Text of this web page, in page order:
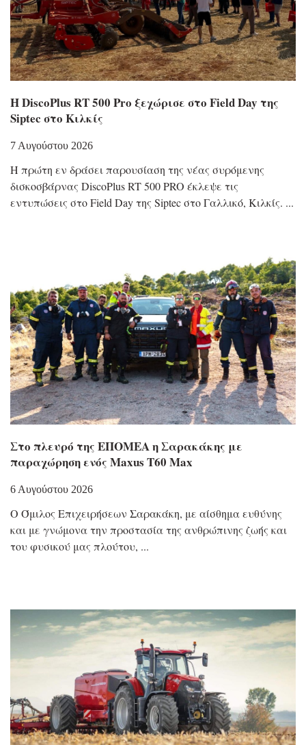
Η DiscoPlus RT 500 Pro ξεχώρισε στο Field Day της
Siptec στο Κιλκίς
7 Αυγούστου 2026
Η πρώτη εν δράσει παρουσίαση της νέας συρόμενης
δισκοσβάρνας DiscoPlus RT 500 PRO έκλεψε τις
εντυπώσεις στο Field Day της Siptec στο Γαλλικό, Κιλκίς.
Στο πλευρό της ΕΠΟΜΕΑ η Σαρακάκης με
παραχώρηση ενός Maxus T60 Max
6 Αυγούστου 2026
Ο Όμιλος Επιχειρήσεων Σαρακάκη, με αίσθημα ευθύνης
και με γνώμονα την προστασία της ανθρώπινης ζωής και
του φυσικού μας πλούτου,